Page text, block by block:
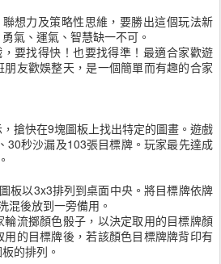
想力及策略性思維，要勝出這個玩法新
氣、運氣、智慧缺一不可。
要找得快！也要找得準！最適合家歡遊
友歡娛整天，是一個簡單而有趣的合家
搶快在9塊圖板上找出特定的圖畫。遊戲
30秒沙漏及103張目標牌。玩家最先達成
板以3x3排列到桌面中央。將目標牌依牌
混後放到一旁備用。
流擲顏色骰子，以決定取用的目標牌顏
的目標牌後，若該顏色目標牌牌背印有
的排列。